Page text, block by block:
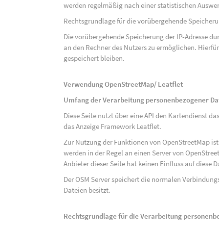
werden regelmäßig nach einer statistischen
Rechtsgrundlage für die vorübergehende
Die vorübergehende Speicherung der IP-Adresse
an den Rechner des Nutzers zu ermöglichen.
gespeichert bleiben.
Verwendung OpenStreetMap/ Leatflet
Umfang der Verarbeitung personenbezogener
Diese Seite nutzt über eine API den Kartendienst
das Anzeige Framework Leatflet.
Zur Nutzung der Funktionen von OpenStreetMap
werden in der Regel an einen Server von
Anbieter dieser Seite hat keinen Einfluss auf diese
Der OSM Server speichert die normalen
Dateien besitzt.
Rechtsgrundlage für die Verarbeitung